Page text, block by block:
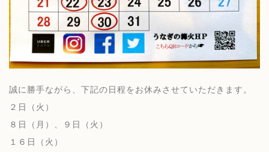
誠に勝手ながら、下記の日程をお休みさせていただきます。
２日（火）
８日（月）、９日（火）
１６日（火）